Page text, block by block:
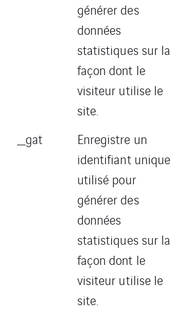
générer des
données
statistiques sur la
façon dont le
visiteur utilise le
site.
_gat
Enregistre un
identifiant unique
utilisé pour
générer des
données
statistiques sur la
façon dont le
visiteur utilise le
site.